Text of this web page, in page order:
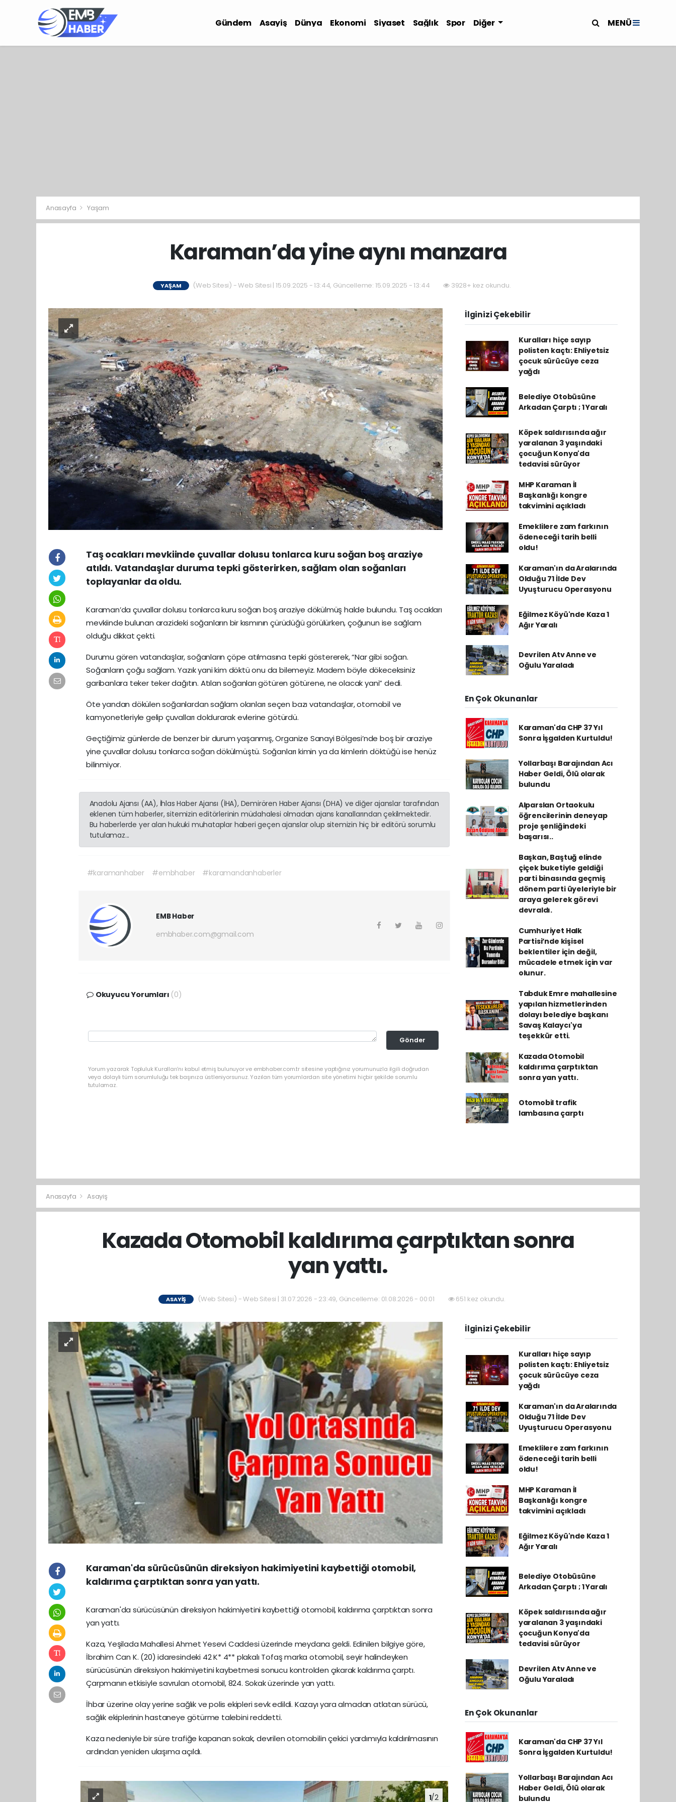
Gündem Asayiş Dünya Ekonomi Siyaset Sağlık Spor Diğer MENÜ
Anasayfa Yaşam
Karaman’da yine aynı manzara
YAŞAM (Web Sitesi) - Web Sitesi | 15.09.2025 - 13:44, Güncelleme: 15.09.2025 - 13:44 3928+ kez okundu.
Taş ocakları mevkiinde çuvallar dolusu tonlarca kuru soğan boş araziye
atıldı. Vatandaşlar duruma tepki gösterirken, sağlam olan soğanları
toplayanlar da oldu.
Karaman’da çuvallar dolusu tonlarca kuru soğan boş araziye dökülmüş halde bulundu. Taş ocakları
mevkiinde bulunan arazideki soğanların bir kısmının çürüdüğü görülürken, çoğunun ise sağlam
olduğu dikkat çekti.
Durumu gören vatandaşlar, soğanların çöpe atılmasına tepki göstererek, “Nar gibi soğan.
Soğanların çoğu sağlam. Yazık yani kim döktü onu da bilemeyiz. Madem böyle dökeceksiniz
garibanlara teker teker dağıtın. Atılan soğanları götüren götürene, ne olacak yani” dedi.
Öte yandan dökülen soğanlardan sağlam olanları seçen bazı vatandaşlar, otomobil ve
kamyonetleriyle gelip çuvalları doldurarak evlerine götürdü.
Geçtiğimiz günlerde de benzer bir durum yaşanmış, Organize Sanayi Bölgesi’nde boş bir araziye
yine çuvallar dolusu tonlarca soğan dökülmüştü. Soğanları kimin ya da kimlerin döktüğü ise henüz
bilinmiyor.
Anadolu Ajansı (AA), İhlas Haber Ajansı (İHA), Demirören Haber Ajansı (DHA) ve diğer ajanslar tarafından
eklenen tüm haberler, sitemizin editörlerinin müdahalesi olmadan ajans kanallarından çekilmektedir.
Bu haberlerde yer alan hukuki muhataplar haberi geçen ajanslar olup sitemizin hiç bir editörü sorumlu
tutulamaz...
#karamanhaber #embhaber #karamandanhaberler
EMB Haber
embhaber.com@gmail.com
Okuyucu Yorumları (0)
Gönder
Yorum yazarak Topluluk Kuralları’nı kabul etmiş bulunuyor ve embhaber.com.tr sitesine yaptığınız yorumunuzla ilgili doğrudan
veya dolaylı tüm sorumluluğu tek başınıza üstleniyorsunuz. Yazılan tüm yorumlardan site yönetimi hiçbir şekilde sorumlu
tutulamaz.
İlginizi Çekebilir
Kuralları hiçe sayıp
polisten kaçtı: Ehliyetsiz
çocuk sürücüye ceza
yağdı
Belediye Otobüsüne
Arkadan Çarptı ; 1 Yaralı
Köpek saldırısında ağır
yaralanan 3 yaşındaki
çocuğun Konya'da
tedavisi sürüyor
MHP Karaman İl
Başkanlığı kongre
takvimini açıkladı
Emeklilere zam farkının
ödeneceği tarih belli
oldu!
Karaman'ın da Aralarında
Olduğu 71 İlde Dev
Uyuşturucu Operasyonu
Eğilmez Köyü'nde Kaza 1
Ağır Yaralı
Devrilen Atv Anne ve
Oğulu Yaraladı
En Çok Okunanlar
Karaman'da CHP 37 Yıl
Sonra İşgalden Kurtuldu!
Yollarbaşı Barajından Acı
Haber Geldi, Ölü olarak
bulundu
Alparslan Ortaokulu
öğrencilerinin deneyap
proje şenliğindeki
başarısı..
Başkan, Baştuğ elinde
çiçek buketiyle geldiği
parti binasında geçmiş
dönem parti üyeleriyle bir
araya gelerek görevi
devraldı.
Cumhuriyet Halk
Partisi’nde kişisel
beklentiler için değil,
mücadele etmek için var
olunur.
Tabduk Emre mahallesine
yapılan hizmetlerinden
dolayı belediye başkanı
Savaş Kalaycı'ya
teşekkür etti.
Kazada Otomobil
kaldırıma çarptıktan
sonra yan yattı.
Otomobil trafik
lambasına çarptı
Anasayfa Asayiş
Kazada Otomobil kaldırıma çarptıktan sonra
yan yattı.
ASAYIŞ (Web Sitesi) - Web Sitesi | 31.07.2026 - 23:49, Güncelleme: 01.08.2026 - 00:01 651 kez okundu.
Karaman'da sürücüsünün direksiyon hakimiyetini kaybettiği otomobil,
kaldırıma çarptıktan sonra yan yattı.
Karaman'da sürücüsünün direksiyon hakimiyetini kaybettiği otomobil, kaldırıma çarptıktan sonra
yan yattı.
Kaza, Yeşilada Mahallesi Ahmet Yesevi Caddesi üzerinde meydana geldi. Edinilen bilgiye göre,
İbrahim Can K. (20) idaresindeki 42 K* 4** plakalı Tofaş marka otomobil, seyir halindeyken
sürücüsünün direksiyon hakimiyetini kaybetmesi sonucu kontrolden çıkarak kaldırıma çarptı.
Çarpmanın etkisiyle savrulan otomobil, 824. Sokak üzerinde yan yattı.
İhbar üzerine olay yerine sağlık ve polis ekipleri sevk edildi. Kazayı yara almadan atlatan sürücü,
sağlık ekiplerinin hastaneye götürme talebini reddetti.
Kaza nedeniyle bir süre trafiğe kapanan sokak, devrilen otomobilin çekici yardımıyla kaldırılmasının
ardından yeniden ulaşıma açıldı.
1/2
İlginizi Çekebilir
Kuralları hiçe sayıp
polisten kaçtı: Ehliyetsiz
çocuk sürücüye ceza
yağdı
Karaman'ın da Aralarında
Olduğu 71 İlde Dev
Uyuşturucu Operasyonu
Emeklilere zam farkının
ödeneceği tarih belli
oldu!
MHP Karaman İl
Başkanlığı kongre
takvimini açıkladı
Eğilmez Köyü'nde Kaza 1
Ağır Yaralı
Belediye Otobüsüne
Arkadan Çarptı ; 1 Yaralı
Köpek saldırısında ağır
yaralanan 3 yaşındaki
çocuğun Konya'da
tedavisi sürüyor
Devrilen Atv Anne ve
Oğulu Yaraladı
En Çok Okunanlar
Karaman'da CHP 37 Yıl
Sonra İşgalden Kurtuldu!
Yollarbaşı Barajından Acı
Haber Geldi, Ölü olarak
bulundu